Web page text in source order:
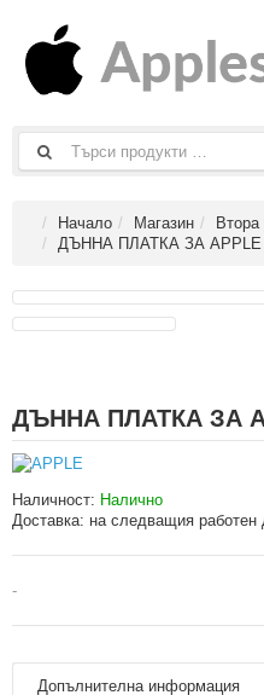
Начало Магазин
Втора
ДЪННА ПЛАТКА ЗА APPLE
ДЪННА ПЛАТКА ЗА
Наличност: Налично
Доставка: на следващия работен
-
Допълнителна информация